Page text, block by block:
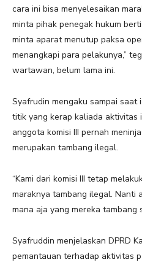
cara ini bisa menyelesaikan
minta pihak penegak hukum
minta aparat menutup paksa
menangkapi para pelakunya,”
wartawan, belum lama ini.
Syafrudin mengaku sampai
titik yang kerap kaliada aktivitas
anggota komisi III pernah
merupakan tambang ilegal.
“Kami dari komisi III tetap
maraknya tambang ilegal. Nanti
mana aja yang mereka tambang
Syafruddin menjelaskan DPRD
pemantauan terhadap aktivitas